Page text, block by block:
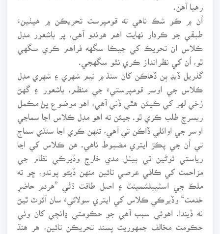
رهيا آهن.
اُن ۾ ڪو شڪ ناهي ته قومپرست تحريڪن ۾ هيٺينءَ
طبقي جو ڪردار نهايت اهم هوندو آهي، پر باشعور مڊل
ڪلاس ان تحريڪ کي جيڪا سگهه فراهم ڪري سگهي
ٿو، اُن کي نظرانداز ڪري نٿو سگهجي.
گذريل ڏيڍ ٻن ڏهاڪن کان سنڌ ۾ نيم شهري ۽ شهري مڊل
ڪلاس جي اوسر قومپرستيءَ جي منظم، باشعور ۽ گهڻ
رُخي لهر کي ڪيئن هٿي ڏني آهي، اهو موضوع پڻ مڪمل
ريسرچ طلب ڪري ٿو. جيئن ته اهو مڊل ڪلاس اڃا سماجي
اوسر جي اوائلي ڏاڪن تي آهي، تنهن ڪري اڃا سنڌي سماج
تي اُن جي پڪڙ ايتري مضبوط ناهي. هن ڪلاس کي اڃا
رياستي ٿوڻين تي بيٺل مدي خارج وڏيرڪي نظام جي
مزاحمت کي ڪافي عرصي تائين منهن ڏيڻو پوندو، ڇو ته
ملڪ جي اسٽيبلشمينٽ ۽ اصل طاقت ڌڻي ”هردم حاضرِ
خدمت“ وڏيرڪي ڪلاس کي ايتري سولائيءَ سان آئوٽ ٿيڻ
نه ڏيندا. اهوئي سبب آهي جو حڪومتي ڍانچي کان وٺي
حڪومت مخالف جمهوريت پسند تحريڪن تائين، هر هنڌ